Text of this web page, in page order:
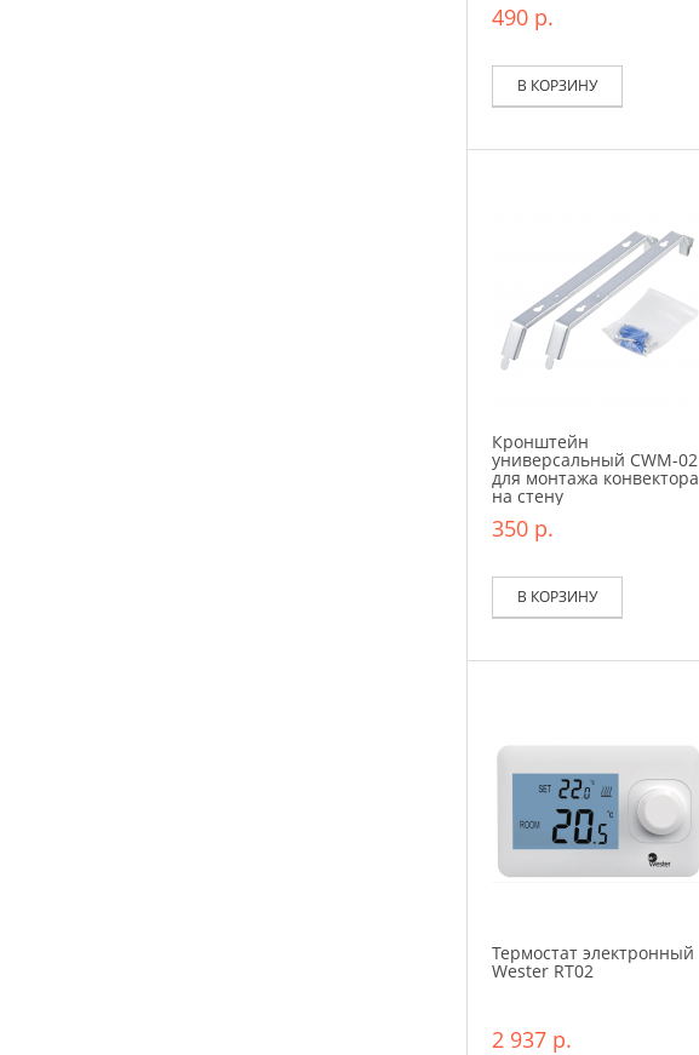
490 р.
В КОРЗИНУ
Кронштейн
универсальный CWM-02
для монтажа конвектора
на стену
350 р.
В КОРЗИНУ
Термостат электронный
Wester RT02
2 937 р.